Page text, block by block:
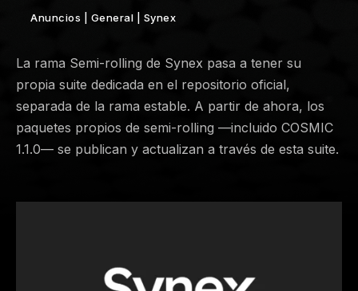
Anuncios General Synex
La rama Semi-rolling de Synex pasa a tener su
propia suite dedicada en el repositorio oficial,
separada de la rama estable. A partir de ahora, los
paquetes propios de semi-rolling —incluido COSMIC
1.1.0— se publican y actualizan a través de esta suite.